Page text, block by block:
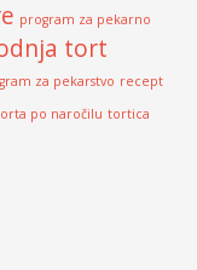
program za pekarno
tort
za pekarstvo recept
po naročilu tortica